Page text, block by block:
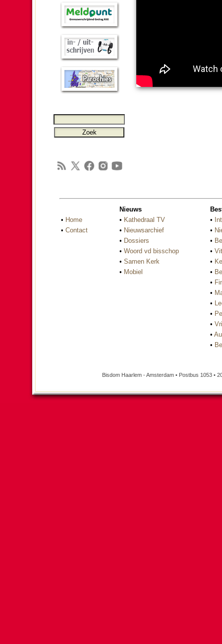
• Home
• Contact
Nieuws
• Kathedraal TV
• Nieuwsarchief
• Dossiers
• Woord vd bisschop
• Samen Kerk
• Mobiel
•
•
•
•
•
•
•
•
•
•
•
•
•
Bisdom Haarlem - Amsterdam • Postbus 1053 •